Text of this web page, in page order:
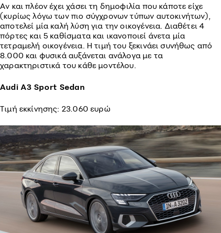
Αν και πλέον έχει χάσει τη δημοφιλία που κάποτε είχε
(κυρίως λόγω των πιο σύγχρονων τύπων αυτοκινήτων),
αποτελεί μία καλή λύση για την οικογένεια. Διαθέτει 4
πόρτες και 5 καθίσματα και ικανοποιεί άνετα μία
τετραμελή οικογένεια. Η τιμή του ξεκινάει συνήθως από
8.000 και φυσικά αυξάνεται ανάλογα με τα
χαρακτηριστικά του κάθε μοντέλου.
Audi A3 Sport Sedan
Τιμή εκκίνησης: 23.060 ευρώ